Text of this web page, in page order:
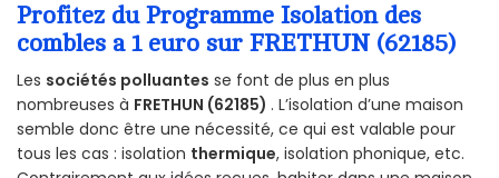
Profitez du Programme Isolation des
combles a 1 euro sur FRETHUN (62185)
Les sociétés polluantes se font de plus en plus
nombreuses à FRETHUN (62185) . L’isolation d’une maison
semble donc être une nécessité, ce qui est valable pour
tous les cas : isolation thermique, isolation phonique, etc.